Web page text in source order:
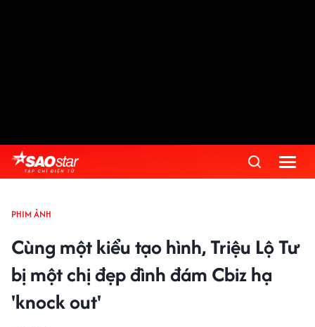
PHIM ẢNH
Cùng một kiểu tạo hình, Triệu Lộ Tư
bị một chị đẹp đình đám Cbiz hạ
'knock out'